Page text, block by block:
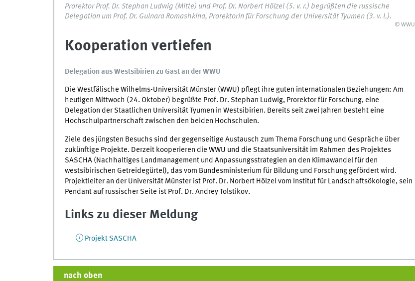
Prorektor Prof. Dr. Stephan Ludwig (Mitte) und Prof. Dr. Norbert Hölzel (5. v. r.) begrüßten die russische
Delegation um Prof. Dr. Gulnara Romashkina, Prorektorin für Forschung der Universität Tyumen (3. v. l.).
© WWU
Kooperation vertiefen
Delegation aus Westsibirien zu Gast an der WWU
Die Westfälische Wilhelms-Universität Münster (WWU) pflegt ihre guten internationalen Beziehungen: Am
heutigen Mittwoch (24. Oktober) begrüßte Prof. Dr. Stephan Ludwig, Prorektor für Forschung, eine
Delegation der Staatlichen Universität Tyumen in Westsibirien. Bereits seit zwei Jahren besteht eine
Hochschulpartnerschaft zwischen den beiden Hochschulen.
Ziele des jüngsten Besuchs sind der gegenseitige Austausch zum Thema Forschung und Gespräche über
zukünftige Projekte. Derzeit kooperieren die WWU und die Staatsuniversität im Rahmen des Projektes
SASCHA (Nachhaltiges Landmanagement und Anpassungsstrategien an den Klimawandel für den
westsibirischen Getreidegürtel), das vom Bundesministerium für Bildung und Forschung gefördert wird.
Projektleiter an der Universität Münster ist Prof. Dr. Norbert Hölzel vom Institut für Landschaftsökologie, sein
Pendant auf russischer Seite ist Prof. Dr. Andrey Tolstikov.
Links zu dieser Meldung
Projekt SASCHA
nach oben